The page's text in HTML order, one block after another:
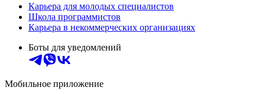
Карьера для молодых специалистов
Школа программистов
Карьера в некоммерческих организациях
Боты для уведомлений
Мобильное приложение